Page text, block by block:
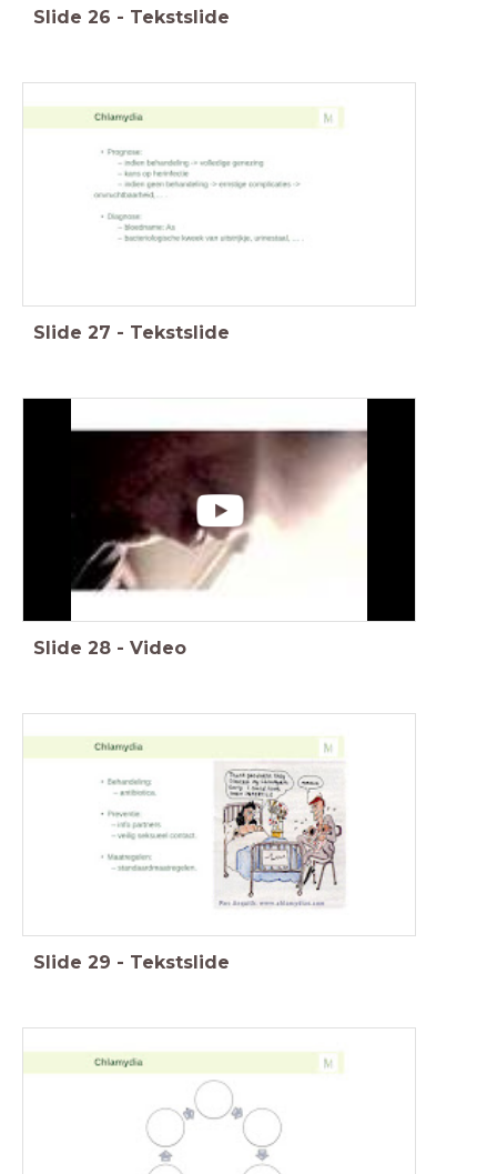
Slide 26 - Tekstslide
Slide 27 - Tekstslide
Slide 28 - Video
Slide 29 - Tekstslide